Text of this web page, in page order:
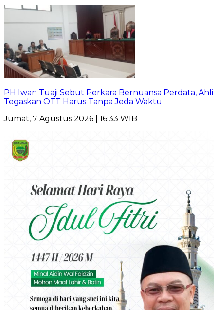
PH Iwan Tuaji Sebut Perkara Bernuansa Perdata, Ahli
Tegaskan OTT Harus Tanpa Jeda Waktu
Jumat, 7 Agustus 2026 | 16:33 WIB